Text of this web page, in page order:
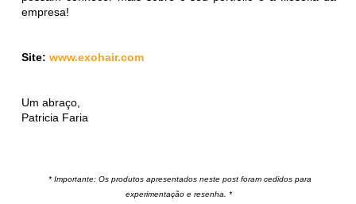
empresa!
Site:www.exohair.com
Um abraço,
Patricia Faria
* Importante: Os produtos apresentados neste post foram cedidos para
experimentação e resenha. *